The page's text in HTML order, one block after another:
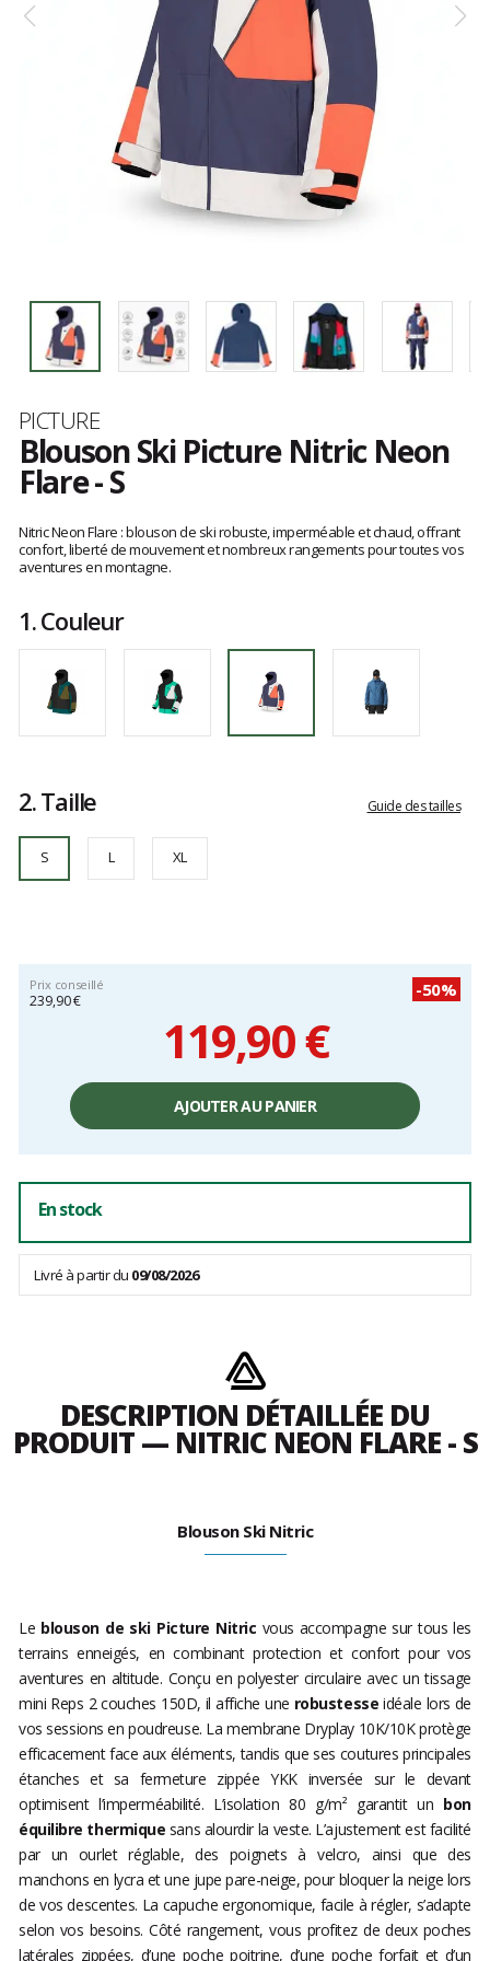
Marque
PICTURE
Blouson Ski Picture Nitric Neon
Flare - S
S
avis
clients
Nitric Neon Flare : blouson de ski robuste, imperméable et chaud, offrant
confort, liberté de mouvement et nombreux rangements pour toutes vos
aventures en montagne.
1.Couleur
2.Taille Guide des tailles
S L XL
Prix conseillé
239,90 €
-50%
119,90 €
unitaire,
AJOUTER AU PANIER
En stock
Livré à partir du 09/08/2026
DESCRIPTION DÉTAILLÉE DU
PRODUIT — NITRIC NEON FLARE - S
Blouson Ski Nitric
Le blouson de ski Picture Nitric vous accompagne sur tous les
terrains enneigés, en combinant protection et confort pour vos
aventures en altitude. Conçu en polyester circulaire avec un tissage
mini Reps 2 couches 150D, il affiche une robustesse idéale lors de
vos sessions en poudreuse. La membrane Dryplay 10K/10K protège
efficacement face aux éléments, tandis que ses coutures principales
étanches et sa fermeture zippée YKK inversée sur le devant
optimisent l’imperméabilité. L’isolation 80 g/m² garantit un bon
équilibre thermique sans alourdir la veste. L’ajustement est facilité
par un ourlet réglable, des poignets à velcro, ainsi que des
manchons en lycra et une jupe pare-neige, pour bloquer la neige lors
de vos descentes. La capuche ergonomique, facile à régler, s’adapte
selon vos besoins. Côté rangement, vous profitez de deux poches
latérales zippées, d’une poche poitrine, d’une poche forfait et d’un